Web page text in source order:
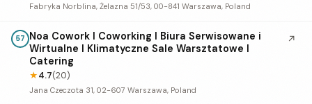
Fabryka Norblina, Żelazna 51/53, 00-841 Warszawa, Poland
57 Noa Cowork I Coworking I Biura Serwisowane i
Wirtualne I Klimatyczne Sale Warsztatowe I
Catering
★4.7(20)
Jana Czeczota 31, 02-607 Warszawa, Poland
↗